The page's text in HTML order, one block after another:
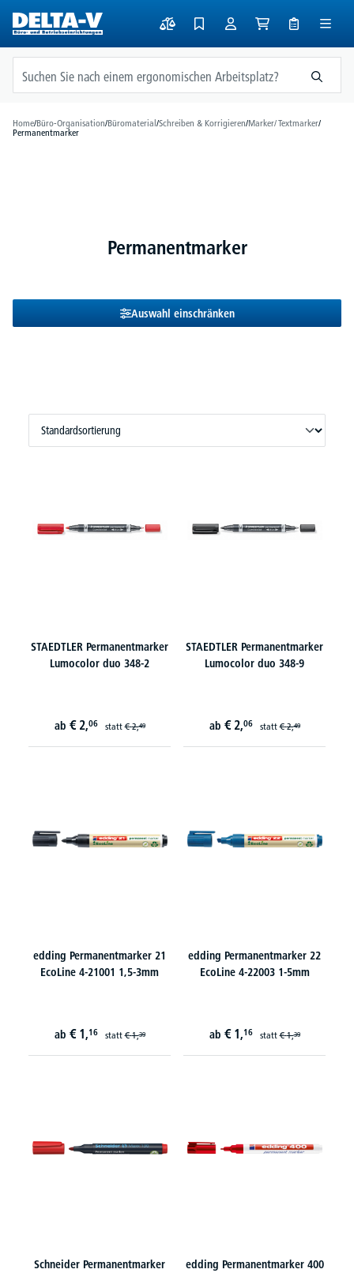
springen
Home/Büro-Organisation/Büromaterial/Schreiben & Korrigieren/Marker/ Textmarker/
Permanentmarker
Permanentmarker
Auswahl einschränken
STAEDTLER Permanentmarker
Lumocolor duo 348-2
ab € 2,06 statt€ 2,49
STAEDTLER Permanentmarker
Lumocolor duo 348-9
ab € 2,06 statt€ 2,49
edding Permanentmarker 21
EcoLine 4-21001 1,5-3mm
ab € 1,16 statt€ 1,39
edding Permanentmarker 22
EcoLine 4-22003 1-5mm
ab € 1,16 statt€ 1,39
Schneider Permanentmarker
edding Permanentmarker 400